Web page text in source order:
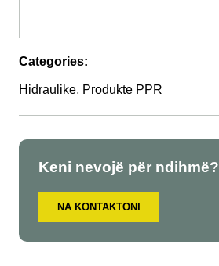
Categories:
Hidraulike, Produkte PPR
Keni nevojë për ndihmë?
NA KONTAKTONI